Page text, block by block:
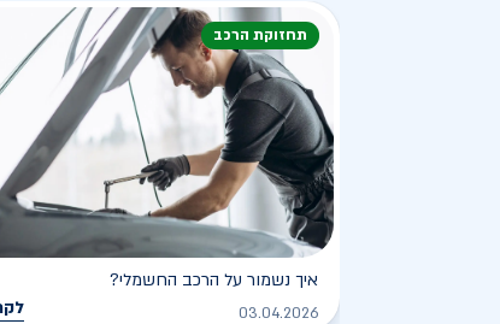
תחזוקת הרכב
איך נשמור על הרכב החשמלי?
03.04.2026